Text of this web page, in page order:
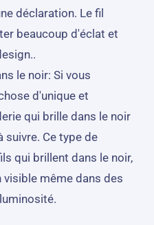
déclaration. Le fil
beaucoup d'éclat et
le noir: Si vous
d'unique et
qui brille dans le noir
suivre. Ce type de
qui brillent dans le noir,
même dans des